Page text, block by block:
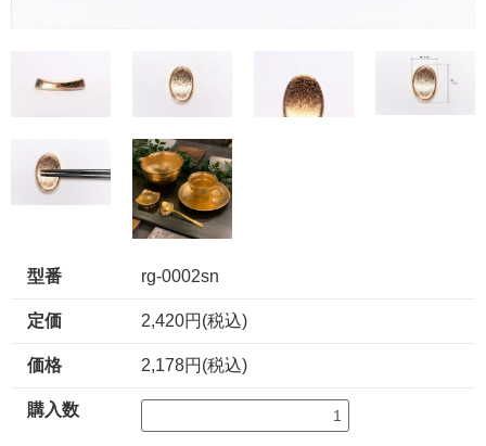
型番 rg-0002sn
定価 2,420円(税込)
価格 2,178円(税込)
購入数